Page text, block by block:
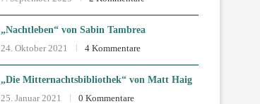
„Nachtleben“ von Sabin Tambrea
24. Oktober 2021
4 Kommentare
„Die Mitternachtsbibliothek“ von Matt Haig
25. Januar 2021
0 Kommentare